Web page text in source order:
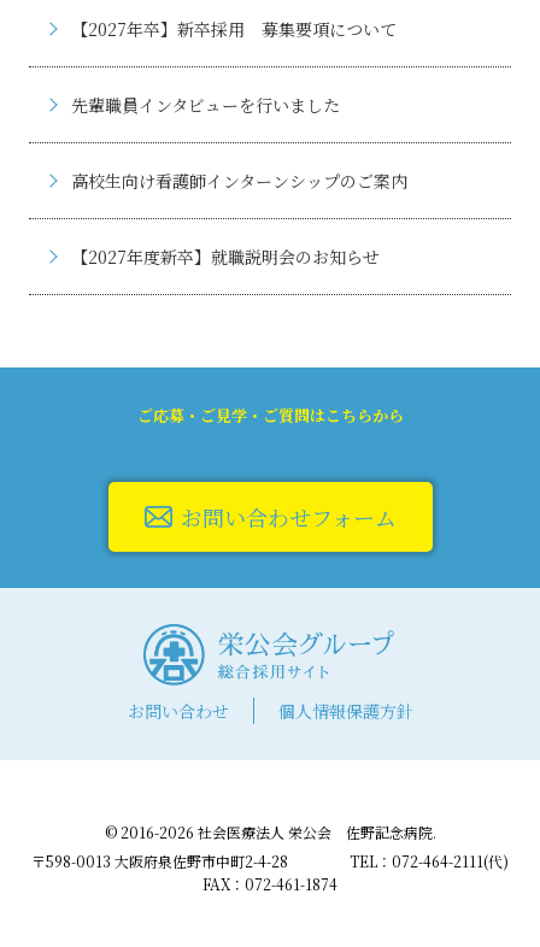
【2027年卒】新卒採用 募集要項について
先輩職員インタビューを行いました
高校生向け看護師インターンシップのご案内
【2027年度新卒】就職説明会のお知らせ
ご応募・ご見学・ご質問はこちらから
お問い合わせフォーム
お問い合わせ 個人情報保護方針
© 2016-2026 社会医療法人 栄公会 佐野記念病院.
〒598-0013 大阪府泉佐野市中町2-4-28
TEL：072-464-2111(代)
FAX：072-461-1874